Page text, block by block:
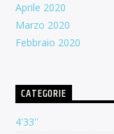
Aprile 2020
Marzo 2020
Febbraio 2020
CATEGORIE
4'33''